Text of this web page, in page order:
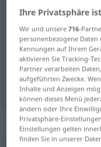
Italienisch-
Italienisch-
für "fossato"
"fossato"
„fossato“
Ihre Privatsphäre
Wir und unsere716-
personenbezogene
Kennungen auf Ihrem
aktivieren Sie Tracking-
Partner verarbeiten
aufgeführten Zwecke.
Inhalte und Anzeigen
können dieses Menü
ändern oder Ihre
Privatsphäre-
Einstellungen gelten
finden Sie in unserer